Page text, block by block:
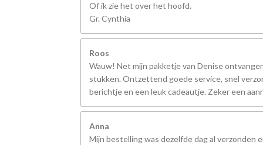
Of ik zie het over het hoofd.
Gr. Cynthia
Roos
Wauw! Net mijn pakketje van Denise
stukken. Ontzettend goede service, snel
berichtje en een leuk cadeautje. Zeker een
Anna
Mijn bestelling was dezelfde dag al verzonden